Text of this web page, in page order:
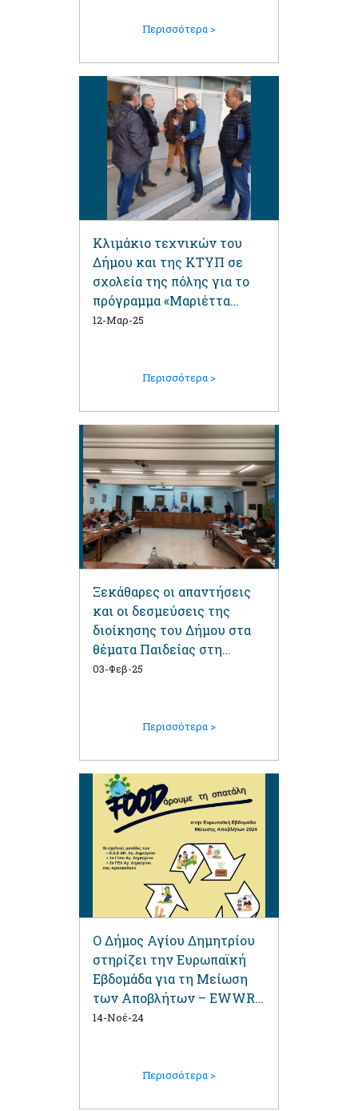
Περισσότερα >
Κλιμάκιο τεχνικών του
Δήμου και της ΚΤΥΠ σε
σχολεία της πόλης για το
πρόγραμμα «Μαριέττα
Γιαννάκου»
12-Μαρ-25
Περισσότερα >
Ξεκάθαρες οι απαντήσεις
και οι δεσμεύσεις της
διοίκησης του Δήμου στα
θέματα Παιδείας στη
Συνεδρίαση του Δημοτικού
03-Φεβ-25
Περισσότερα >
Ο Δήμος Αγίου Δημητρίου
στηρίζει την Ευρωπαϊκή
Εβδομάδα για τη Μείωση
των Αποβλήτων – EWWR
2024| 18-22/11/24
14-Νοέ-24
Περισσότερα >